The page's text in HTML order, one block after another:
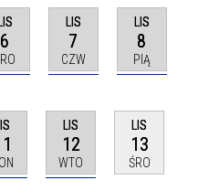
LIS
6
LIS
7
CZW
LIS
8
PIĄ
LIS
12
WTO
LIS
13
ŚRO